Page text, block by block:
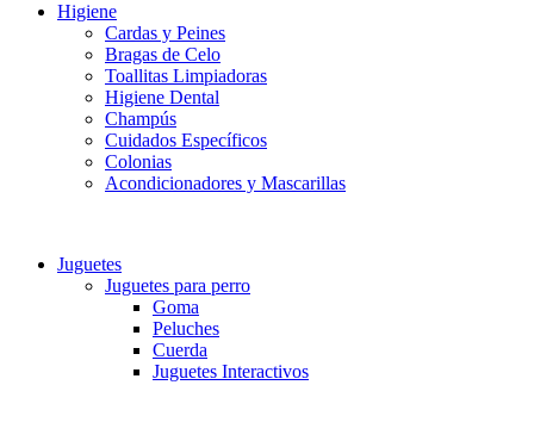
Higiene
Cardas y Peines
Bragas de Celo
Toallitas Limpiadoras
Higiene Dental
Champús
Cuidados Específicos
Colonias
Acondicionadores y Mascarillas
Juguetes
Juguetes para perro
Goma
Peluches
Cuerda
Juguetes Interactivos